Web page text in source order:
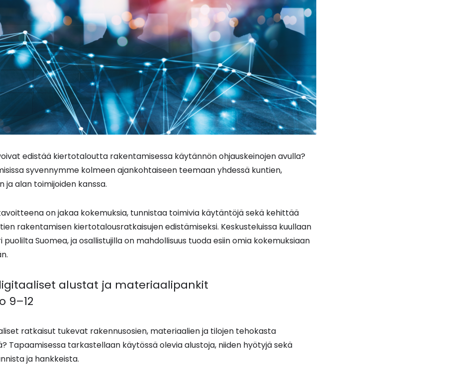
edistää kiertotaloutta rakentamisessa käytännön ohjauskeinojen avulla?
syvennymme kolmeen ajankohtaiseen teemaan yhdessä kuntien,
ja alan toimijoiden kanssa.
on jakaa kokemuksia, tunnistaa toimivia käytäntöjä sekä kehittää
rakentamisen kiertotalousratkaisujen edistämiseksi. Keskusteluissa kuullaan
puolilta Suomea, ja osallistujilla on mahdollisuus tuoda esiin omia kokemuksiaan
alustat ja materiaalipankit
9–12
ratkaisut tukevat rakennusosien, materiaalien ja tilojen tehokasta
Tapaamisessa tarkastellaan käytössä olevia alustoja, niiden hyötyjä sekä
ja hankkeista.